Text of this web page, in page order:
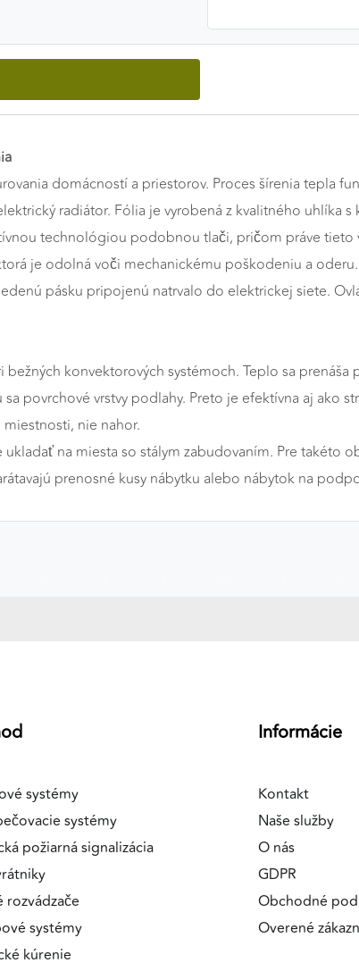
domácností a priestorov. Proces šírenia tepla
radiátor. Fólia je vyrobená z kvalitného uhlíka
technológiou podobnou tlači, pričom práve tieto
je odolná voči mechanickému poškodeniu a
pásku pripojenú natrvalo do elektrickej siete.
konvektorových systémoch. Teplo sa
povrchové vrstvy podlahy. Preto je efektívna aj ako
nie nahor.
na miesta so stálym zabudovaním. Pre
prenosné kusy nábytku alebo nábytok na
systémy
systémy
požiarná signalizácia
rozvádzače
systémy
kúrenie
Informácie
Kontakt
Naše služby
O nás
GDPR
Obchodné
Overené